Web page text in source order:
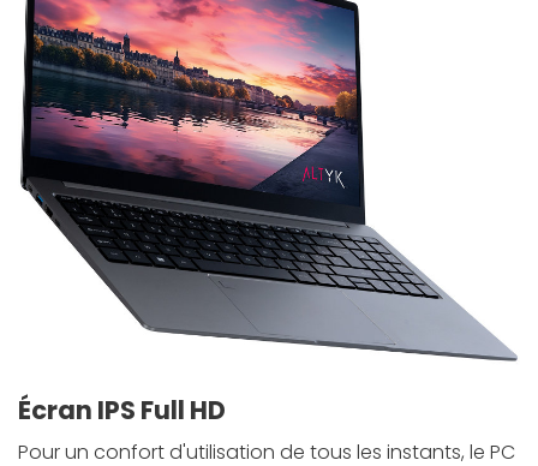
Écran IPS Full HD
Pour un confort d'utilisation de tous les instants, le PC